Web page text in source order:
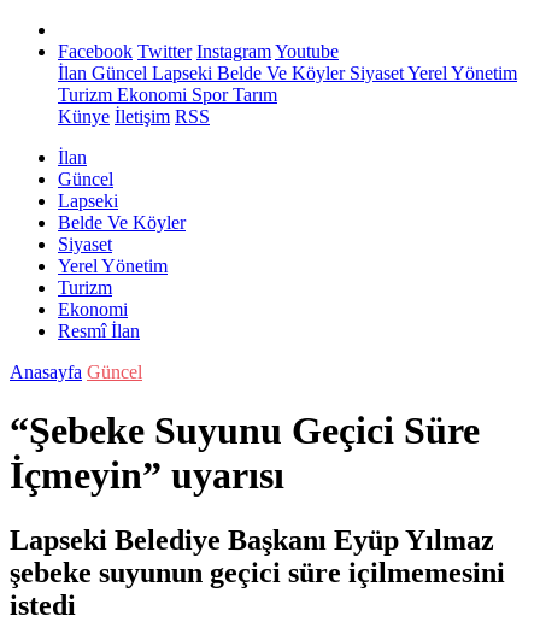
Facebook Twitter InstagramYoutube
İlan Güncel Lapseki Belde Ve KöylerSiyasetYerel Yönetim
Turizm Ekonomi SporTarım
Künye İletişim RSS
İlan
Güncel
Lapseki
Belde Ve Köyler
Siyaset
Yerel Yönetim
Turizm
Ekonomi
Resmî İlan
Anasayfa Güncel
“Şebeke Suyunu Geçici Süre
İçmeyin” uyarısı
Lapseki Belediye Başkanı Eyüp Yılmaz
şebeke suyunun geçici süre içilmemesini
istedi